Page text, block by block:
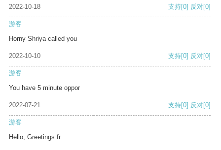
2022-10-18 支持[0] 反对[0]
游客
Horny Shriya called you
2022-10-10 支持[0] 反对[0]
游客
You have 5 minute oppor
2022-07-21 支持[0] 反对[0]
游客
Hello, Greetings fr